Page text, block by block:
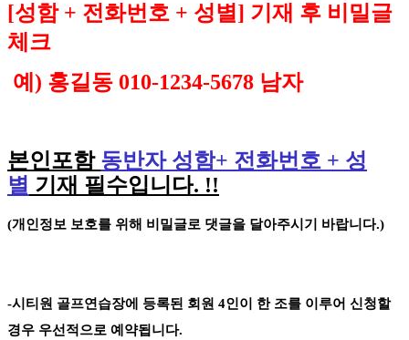
[성함 + 전화번호 + 성별] 기재 후 비밀글
체크
예 ) 홍길동 010-1234-5678 남자
본인포함 동반자 성함+ 전화번호 + 성
별 기재 필수입니다. !!
(개인정보 보호를 위해 비밀글로 댓글을 달아주시기 바랍니다.)
-시티원 골프연습장에 등록된 회원 4인이 한 조를 이루어 신청할
경우 우선적으로 예약됩니다.